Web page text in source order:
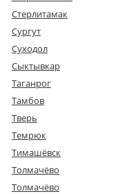
Стерлитамак
Сургут
Суходол
Сыктывкар
Таганрог
Тамбов
Тверь
Темрюк
Тимашёвск
Толмачёво
Толмачёво